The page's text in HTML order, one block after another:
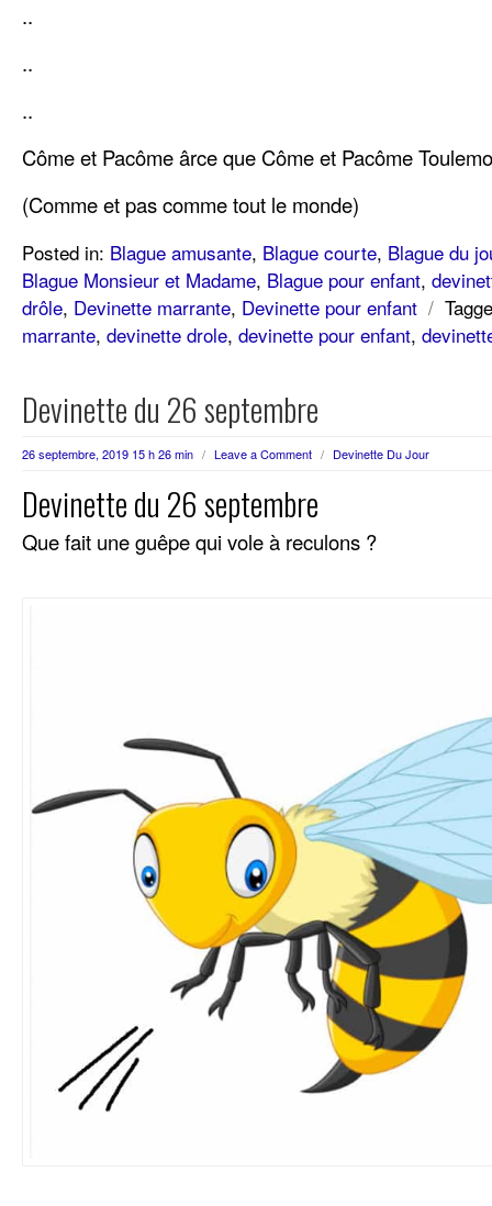
..
..
..
Côme et Pacôme ârce que Côme et Pacôme
(Comme et pas comme tout le monde)
Posted in: Blague amusante, Blague courte, Blague du
Blague Monsieur et Madame, Blague pour enfant,
drôle, Devinette marrante, Devinette pour enfant /
marrante, devinette drole, devinette pour enfant,
Devinette du 26 septembre
26 septembre, 2019 15 h 26 min / Leave a Comment / Devinette Du Jour
Devinette du 26 septembre
Que fait une guêpe qui vole à reculons ?